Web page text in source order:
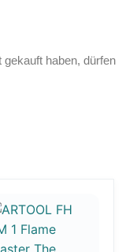
haben, dürfen